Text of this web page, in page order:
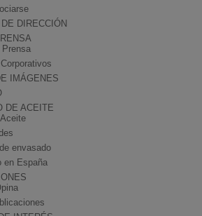
DIRECCIÓN
Prensa
IMÁGENES
DE ACEITE
envasado
en España